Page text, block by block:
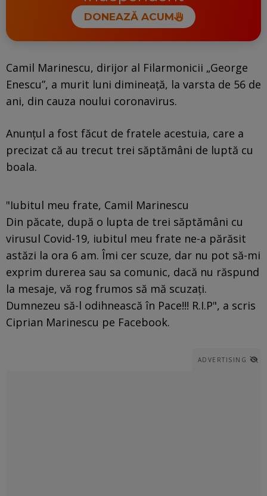
DONEAZĂ ACUM
Camil Marinescu, dirijor al Filarmonicii „George
Enescu”, a murit luni dimineață, la varsta de 56 de
ani, din cauza noului coronavirus.
Anunțul a fost făcut de fratele acestuia, care a
precizat că au trecut trei săptămâni de luptă cu
boala.
"Iubitul meu frate, Camil Marinescu
Din păcate, după o lupta de trei săptămâni cu
virusul Covid-19, iubitul meu frate ne-a părăsit
astăzi la ora 6 am. Îmi cer scuze, dar nu pot să-mi
exprim durerea sau sa comunic, dacă nu răspund
la mesaje, vă rog frumos să mă scuzați.
Dumnezeu să-l odihnească în Pace!!! R.I.P", a scris
Ciprian Marinescu pe Facebook.
ADVERTISING